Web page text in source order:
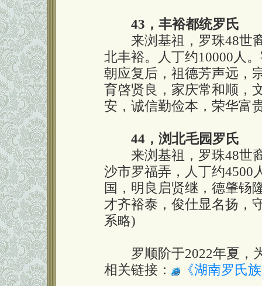
43，丰裕都统罗氏
来浏基祖，罗珠48世裔
北丰裕。人丁约10000人
朝应复后，祖德芳声远，
育啓贤良，家庆常和顺，
安，诚信勤俭本，荣华富
44，浏北毛园罗氏
来浏基祖，罗珠48世裔
沙市罗福弄，人丁约4500
国，明良启贤继，德肇钖
才齐裕泰，俊仕显名扬，
系略)
罗顺阶于2022年夏，
相关链接：
《湖南罗氏